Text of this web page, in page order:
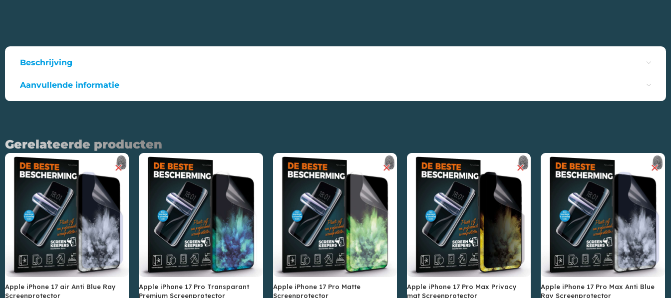
Beschrijving
Aanvullende informatie
Gerelateerde producten
Apple iPhone 17 air Anti Blue Ray
Screenprotector
Apple iPhone 17 Pro Transparant
Premium Screenprotector
Apple iPhone 17 Pro Matte
Screenprotector
Apple iPhone 17 Pro Max Privacy
mat Screenprotector
Apple iPhone 17 Pro Max Anti Blue
Ray Screenprotector